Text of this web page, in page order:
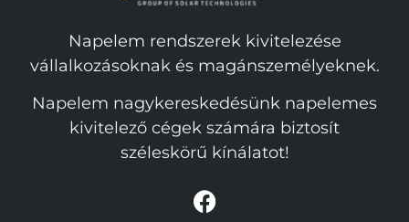
Napelem rendszerek kivitelezése
vállalkozásoknak és magánszemélyeknek.
Napelem nagykereskedésünk napelemes
kivitelező cégek számára biztosít
széleskörű kínálatot!